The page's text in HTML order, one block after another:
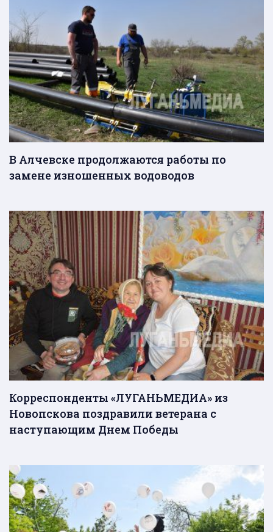
В Алчевске продолжаются работы по
замене изношенных водоводов
Корреспонденты «ЛУГАНЬМЕДИА» из
Новопскова поздравили ветерана с
наступающим Днем Победы